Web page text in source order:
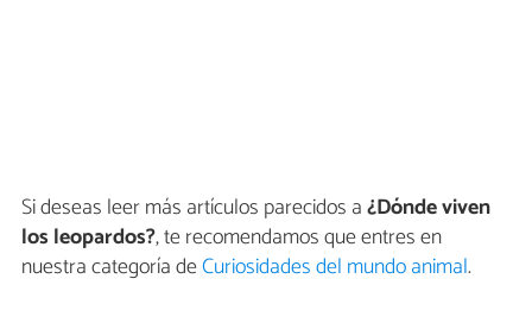
Si deseas leer más artículos parecidos a¿Dónde viven
los leopardos?, te recomendamos que entres en
nuestra categoría deCuriosidades del mundo animal.